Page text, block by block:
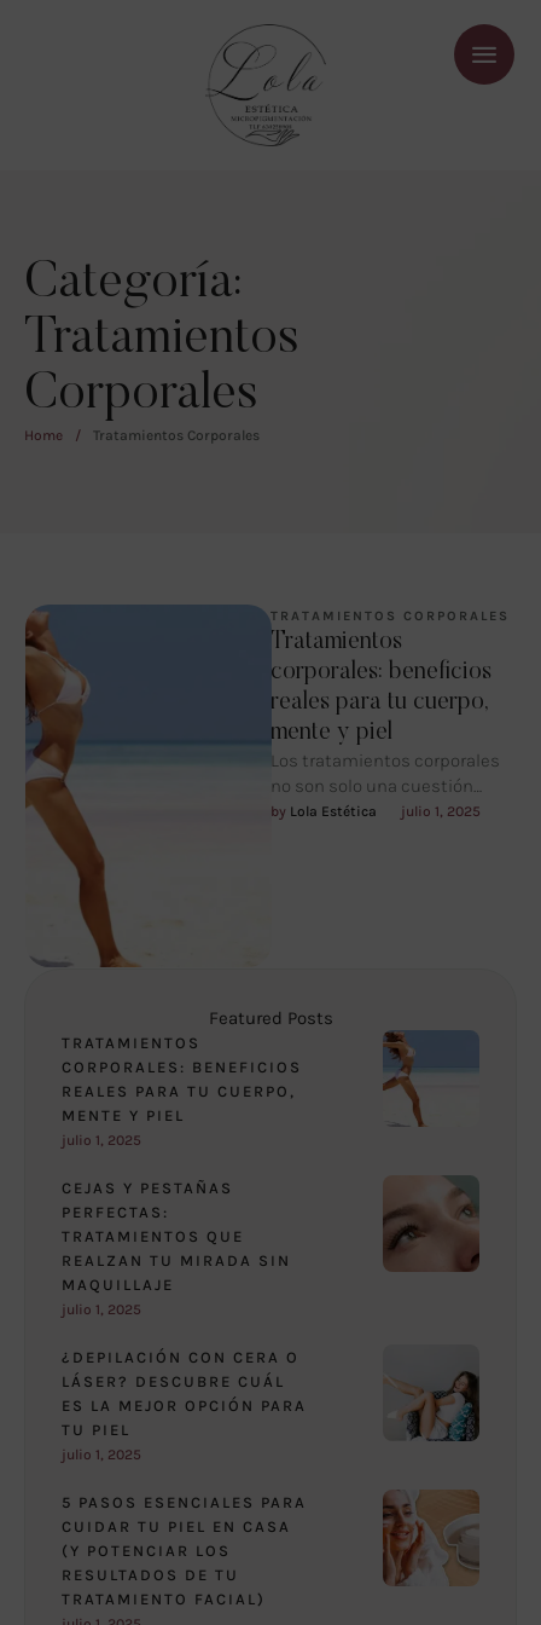
Categoría:
Tratamientos
Corporales
Home / Tratamientos Corporales
TRATAMIENTOS CORPORALES
Tratamientos
corporales: beneficios
reales para tu cuerpo,
mente y piel
Los tratamientos corporales
no son solo una cuestión
estética. Son una forma de
by Lola Estética julio 1, 2025
Featured Posts
TRATAMIENTOS
CORPORALES: BENEFICIOS
REALES PARA TU CUERPO,
MENTE Y PIEL
julio 1, 2025
CEJAS Y PESTAÑAS
PERFECTAS:
TRATAMIENTOS QUE
REALZAN TU MIRADA SIN
MAQUILLAJE
julio 1, 2025
¿DEPILACIÓN CON CERA O
LÁSER? DESCUBRE CUÁL
ES LA MEJOR OPCIÓN PARA
TU PIEL
julio 1, 2025
5 PASOS ESENCIALES PARA
CUIDAR TU PIEL EN CASA
(Y POTENCIAR LOS
RESULTADOS DE TU
TRATAMIENTO FACIAL)